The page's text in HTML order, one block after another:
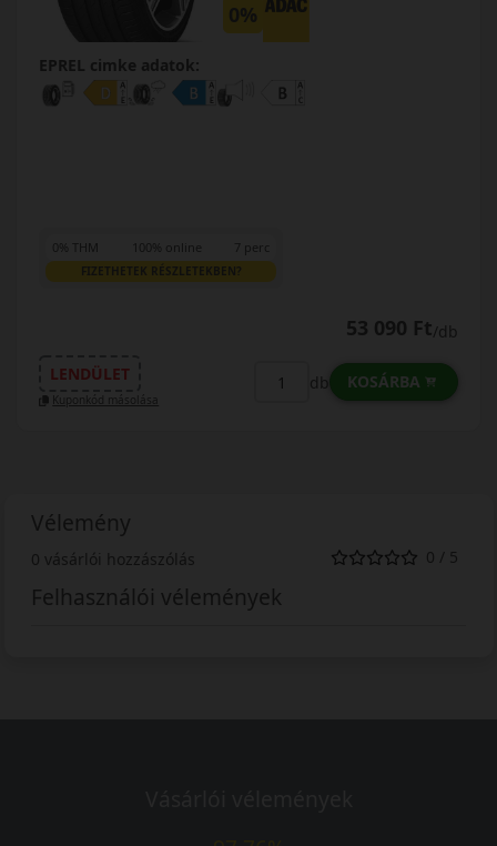
0%
EPREL cimke adatok:
0% THM 100% online 7 perc
FIZETHETEK RÉSZLETEKBEN?
53 090 Ft/db
LENDÜLET
Kuponkód másolása
db KOSÁRBA
Vélemény
0 vásárlói hozzászólás 0 / 5
Felhasználói vélemények